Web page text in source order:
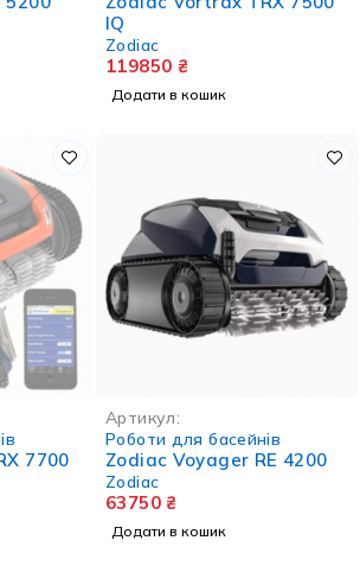
IQ
Zodiac
119850 ₴
Додати в кошик
7700
Артикул:
Роботи для басейнів
Zodiac Voyager RE 4200
Zodiac
63750₴
Додати в кошик